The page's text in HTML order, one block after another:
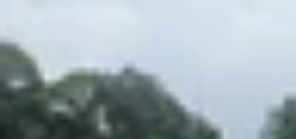
mãi
hàng - Sự kiện
Cách lấy lại nhật ký